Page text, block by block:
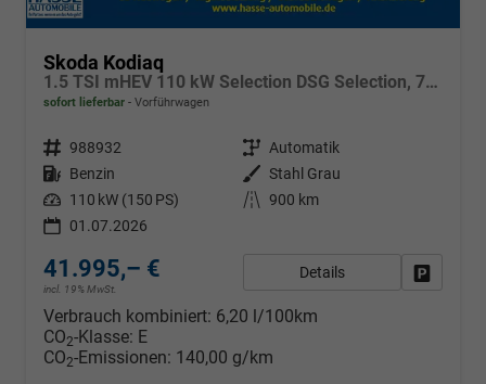
Skoda Kodiaq
1.5 TSI mHEV 110 kW Selection DSG Selection, 7-Sitzer, AHK, Navi, Side, Kamera, Winter, 4 J.- Garantie
sofort lieferbar Vorführwagen
Fahrzeugnr. 988932 Getriebe Automatik
Kraftstoff Benzin Außenfarbe Stahl Grau
Leistung 110 kW (150 PS) Kilometerstand 900 km
01.07.2026
41.995,– €
incl. 19% MwSt.
Details
Verbrauch kombiniert: 6,20 l/100km
CO2-Klasse: E
CO2-Emissionen: 140,00 g/km